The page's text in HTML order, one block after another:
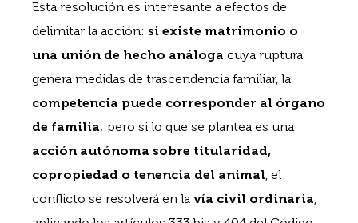
Esta resolución es interesante a efectos de
delimitar la acción: si existe matrimonio o
una unión de hecho análoga cuya ruptura
genera medidas de trascendencia familiar, la
competencia puede corresponder al órgano
de familia; pero si lo que se plantea es una
acción autónoma sobre titularidad,
copropiedad o tenencia del animal , el
conflicto se resolverá en la vía civil ordinaria